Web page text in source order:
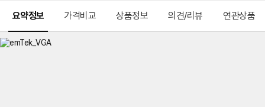
요약정보 가격비교 상품정보 의견/리뷰 연관상품